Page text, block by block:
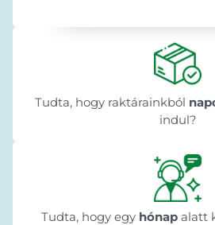
Tudta, hogy raktárainkból
indul?
Tudta, hogy egy hónap alatt